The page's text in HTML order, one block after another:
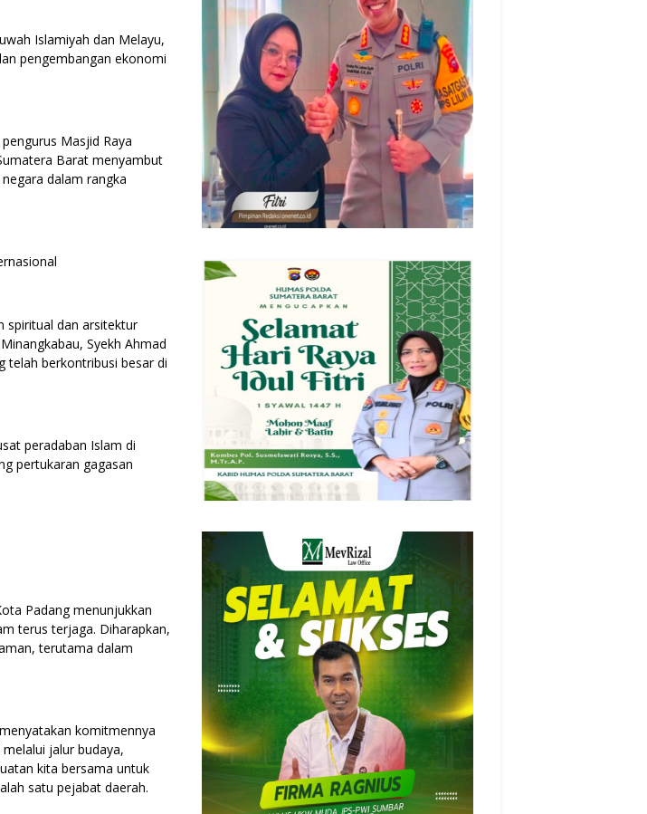
Islamiyah dan Melayu,
pengembangan ekonomi
Masjid Raya
Barat menyambut
dalam rangka
spiritual dan arsitektur
Syekh Ahmad
telah berkontribusi besar di
peradaban Islam di
pertukaran gagasan
Padang menunjukkan
terus terjaga. Diharapkan,
terutama dalam
komitmennya
jalur budaya,
kita bersama untuk
satu pejabat daerah.